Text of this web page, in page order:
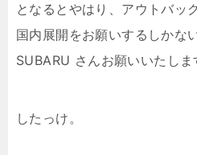
となるとやはり、アウトバッ
国内展開をお願いするしかな
SUBARU さんお願いいたしま
したっけ。